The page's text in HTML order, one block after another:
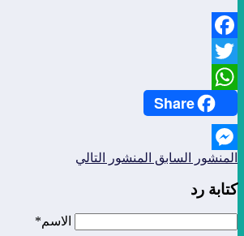
Facebook
Twitter
WhatsApp
Share
Messenger
المنشور السابق المنشور التالي
كتابة رد
الاسم*